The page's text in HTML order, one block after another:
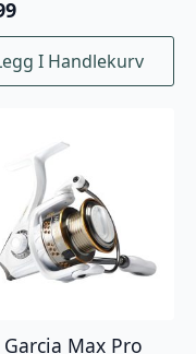
I Handlekurv
Max Pro